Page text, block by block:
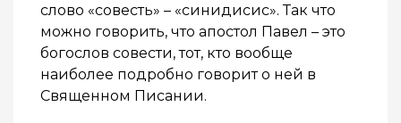
слово «совесть» – «синидисис». Так что
можно говорить, что апостол Павел – это
богослов совести, тот, кто вообще
наиболее подробно говорит о ней в
Священном Писании.